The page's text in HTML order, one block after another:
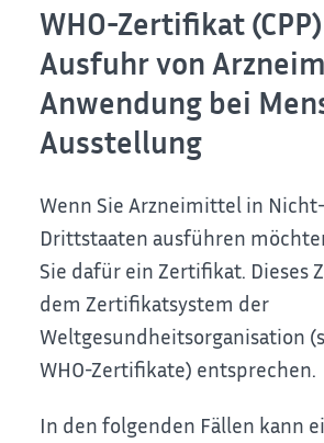
WHO-Zertifikat
Ausfuhr von
Anwendung bei
Ausstellung
Wenn Sie Arzneimittel in
Drittstaaten ausführen
Sie dafür ein Zertifikat. Dieses
dem Zertifikatsystem der
Weltgesundheitsorganisation
WHO-Zertifikate) entsprechen.
In den folgenden Fällen kann